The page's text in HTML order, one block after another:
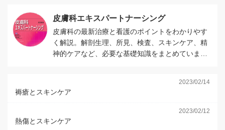
皮膚科エキスパートナーシング
皮膚科の最新治療と看護のポイントをわかりやす
く解説。解剖生理、所見、検査、スキンケア、精
神的ケアなど、必要な基礎知識をまとめていま
2023/02/14
褥瘡とスキンケア
2023/02/12
熱傷とスキンケア